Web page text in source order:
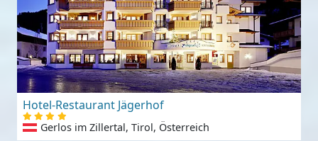
Hotel-Restaurant Jägerhof
Gerlos im Zillertal, Tirol, Österreich